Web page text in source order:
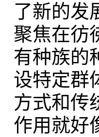
了新的发
聚焦在彷
有种族的
设特定群
方式和传
作用就好